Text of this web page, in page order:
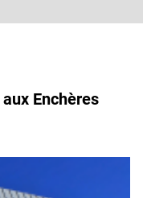
Enchères